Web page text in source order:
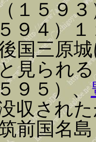
１５９
９４）１
国三原
見られ
９５）、
収され
前国名